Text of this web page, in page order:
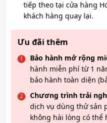
tiếp theo tại cửa hàng
khách hàng quay lại.
Ưu đãi thêm
Bảo hành mở rộng
hành miễn phí từ 1
bảo hành toàn diện
Chương trình trải
dịch vụ dùng thử sản
không hài lòng có thể